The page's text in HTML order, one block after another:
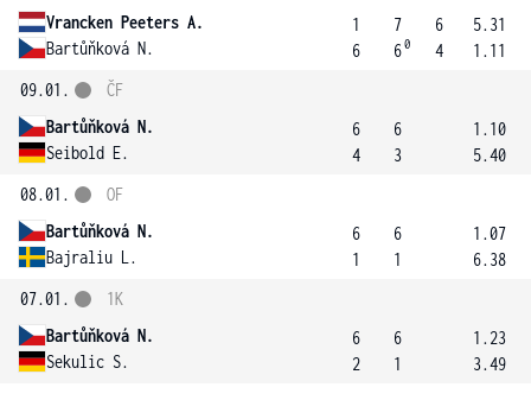
Vrancken Peeters A.
Bartůňková N.
1
6
7
60
6
4
5.31
1.11
09.01.
Bartůňková N.
Seibold E.
ČF
6
4
6
3
1.10
5.40
08.01.
Bartůňková N.
Bajraliu L.
OF
6
1
6
1
1.07
6.38
07.01.
Bartůňková N.
Sekulic S.
1K
6
2
6
1
1.23
3.49